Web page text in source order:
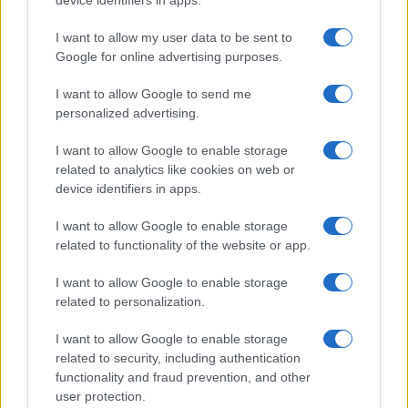
I want to allow my user data to be sent to
Google for online advertising purposes.
I want to allow Google to send me
personalized advertising.
I want to allow Google to enable storage
related to analytics like cookies on web or
device identifiers in apps.
I want to allow Google to enable storage
related to functionality of the website or app.
I want to allow Google to enable storage
related to personalization.
I want to allow Google to enable storage
related to security, including authentication
functionality and fraud prevention, and other
user protection.
paladino woke: chi è il vice di
Kamala
di Franco Lodige
7 Agosto 2024, 8:28